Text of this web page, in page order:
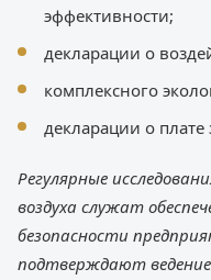
эффективности;
декларации о
комплексного
декларации о
Регулярные
воздуха служат
безопасности
подтверждают ведение